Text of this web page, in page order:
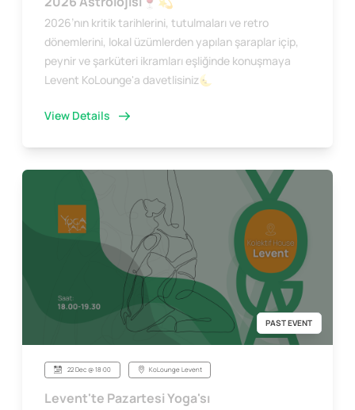
2026’nın kritik tarihlerini, tutulmaları ve retro
dönemlerini, lokal üzümlerden yapılan şaraplar içip,
peynir ve şarküteri ikramları eşliğinde konuşmaya
Levent KoLounge'a davetlisiniz🌜
View Details
PAST EVENT
22 Dec @ 18:00 KoLounge Levent
Levent'te Pazartesi Yoga'sı